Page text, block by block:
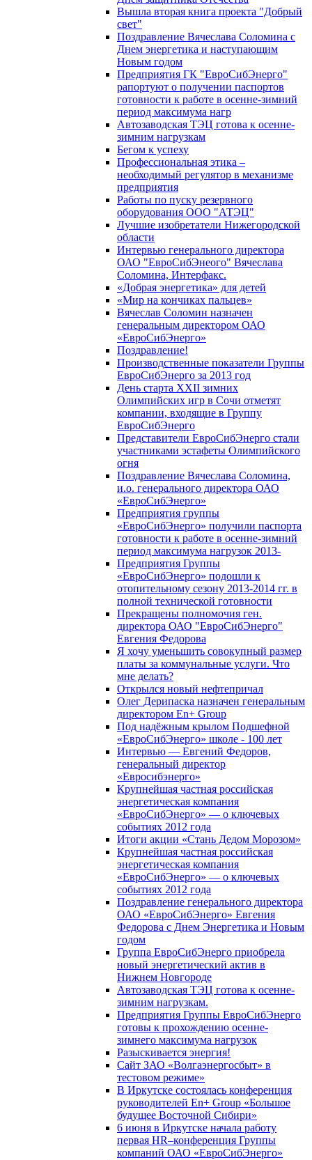
Вышла вторая книга проекта "Добрый
свет"
Поздравление Вячеслава Соломина с
Днем энергетика и наступающим
Новым годом
Предприятия ГК "ЕвроСибЭнерго"
рапортуют о получении паспортов
готовности к работе в осенне-зимний
период максимума нагр
Автозаводская ТЭЦ готова к осенне-
зимним нагрузкам
Бегом к успеху
Профессиональная этика –
необходимый регулятор в механизме
предприятия
Работы по пуску резервного
оборудования ООО "АТЭЦ"
Лучшие изобретатели Нижегородской
области
Интервью генерального директора
ОАО "ЕвроСибЭнеого" Вячеслава
Соломина, Интерфакс.
«Добрая энергетика» для детей
«Мир на кончиках пальцев»
Вячеслав Соломин назначен
генеральным директором ОАО
«ЕвроСибЭнерго»
Поздравление!
Производственные показатели Группы
ЕвроСибЭнерго за 2013 год
День старта XXII зимних
Олимпийских игр в Сочи отметят
компании, входящие в Группу
ЕвроСибЭнерго
Представители ЕвроСибЭнерго стали
участниками эстафеты Олимпийского
огня
Поздравление Вячеслава Соломина,
и.о. генерального директора ОАО
«ЕвроСибЭнерго»
Предприятия группы
«ЕвроСибЭнерго» получили паспорта
готовности к работе в осенне-зимний
период максимума нагрузок 2013-
Предприятия Группы
«ЕвроСибЭнерго» подошли к
отопительному сезону 2013-2014 гг. в
полной технической готовности
Прекращены полномочия ген.
директора ОАО "ЕвроСибЭнерго"
Евгения Федорова
Я хочу уменьшить совокупный размер
платы за коммунальные услуги. Что
мне делать?
Открылся новый нефтепричал
Олег Дерипаска назначен генеральным
директором En+ Group
Под надёжным крылом Подшефной
«ЕвроСибЭнерго» школе - 100 лет
Интервью — Евгений Федоров,
генеральный директор
«Евросибэнерго»
Крупнейшая частная российская
энергетическая компания
«ЕвроСибЭнерго» — о ключевых
событиях 2012 года
Итоги акции «Стань Дедом Морозом»
Крупнейшая частная российская
энергетическая компания
«ЕвроСибЭнерго» — о ключевых
событиях 2012 года
Поздравление генерального директора
ОАО «ЕвроСибЭнерго» Евгения
Федорова с Днем Энергетика и Новым
годом
Группа ЕвроСибЭнерго приобрела
новый энергетический актив в
Нижнем Новгороде
Автозаводская ТЭЦ готова к осенне-
зимним нагрузкам.
Предприятия Группы ЕвроСибЭнерго
готовы к прохождению осенне-
зимнего максимума нагрузок
Разыскивается энергия!
Сайт ЗАО «Волгаэнергосбыт» в
тестовом режиме»
В Иркутске состоялась конференция
руководителей En+ Group «Большое
будущее Восточной Сибири»
6 июня в Иркутске начала работу
первая HR–конференция Группы
компаний ОАО «ЕвроСибЭнерго»